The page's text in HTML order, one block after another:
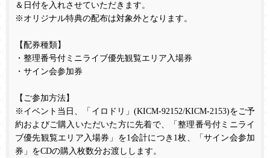
＆日付を入れさせていただきます。
※オリジナル特典の配布は対象外となります。
【配券種類】
・整理番号付ミニライブ優先観覧エリア入場券
・サイン会参加券
【ご参加方法】
※イベント当日、「イロドリ」 (KICM-92152/KICM-2153)をご予
約およびご購入いただいた方に先着で、「整理番号付ミニライ
ブ優先観覧エリア入場券」を1会計につき 1枚、「サイン会参加
券」をCDの購入枚数分お渡しします。